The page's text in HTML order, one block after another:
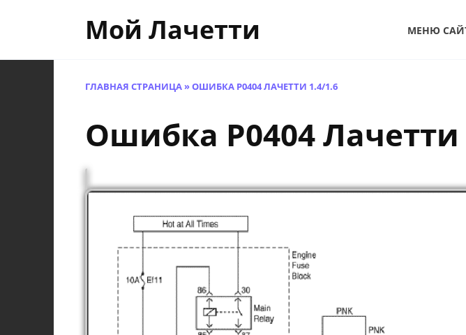
Мой Лачетти МЕНЮ
ГЛАВНАЯ СТРАНИЦА»ОШИБКА P0404 ЛАЧЕТТИ 1.4/1.6
Ошибка P0404 Лачетти